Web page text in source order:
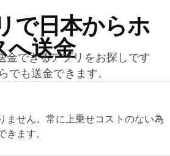
で日本からホ
へ送金
金できるアプリをお探しです
でも送金できます。
ません。常に上乗せコストのない為
ます。